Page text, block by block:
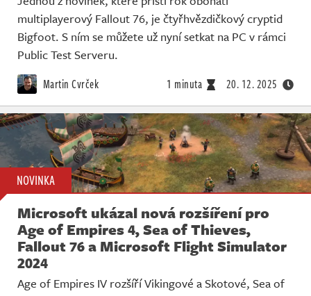
multiplayerový Fallout 76, je čtyřhvězdičkový cryptid
Bigfoot. S ním se můžete už nyní setkat na PC v rámci
Public Test Serveru.
Martin Cvrček 1 minuta 20. 12. 2025
NOVINKA
Microsoft ukázal nová rozšíření pro
Age of Empires 4, Sea of Thieves,
Fallout 76 a Microsoft Flight Simulator
2024
Age of Empires IV rozšíří Vikingové a Skotové, Sea of